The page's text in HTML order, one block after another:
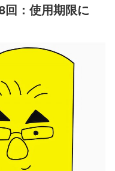
回：使用期限に